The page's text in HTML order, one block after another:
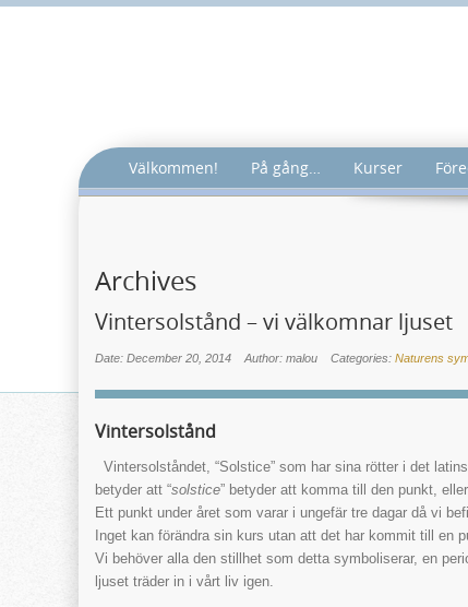
Välkommen! På gång… Kurser
Archives
Vintersolstånd – vi välkomnar ljuset
Date: December 20, 2014 Author: malou Categories: Naturens
Vintersolstånd
Vintersolståndet, “Solstice” som har sina rötter i det
betyder att “solstice” betyder att komma till den punkt,
Ett punkt under året som varar i ungefär tre dagar då vi
Inget kan förändra sin kurs utan att det har kommit till en
Vi behöver alla den stillhet som detta symboliserar, en
ljuset träder in i vårt liv igen.